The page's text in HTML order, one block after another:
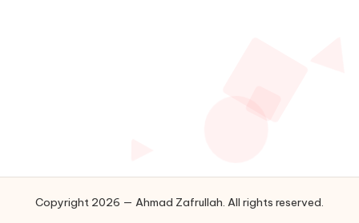
Copyright 2026 — Ahmad Zafrullah. All rights reserved.